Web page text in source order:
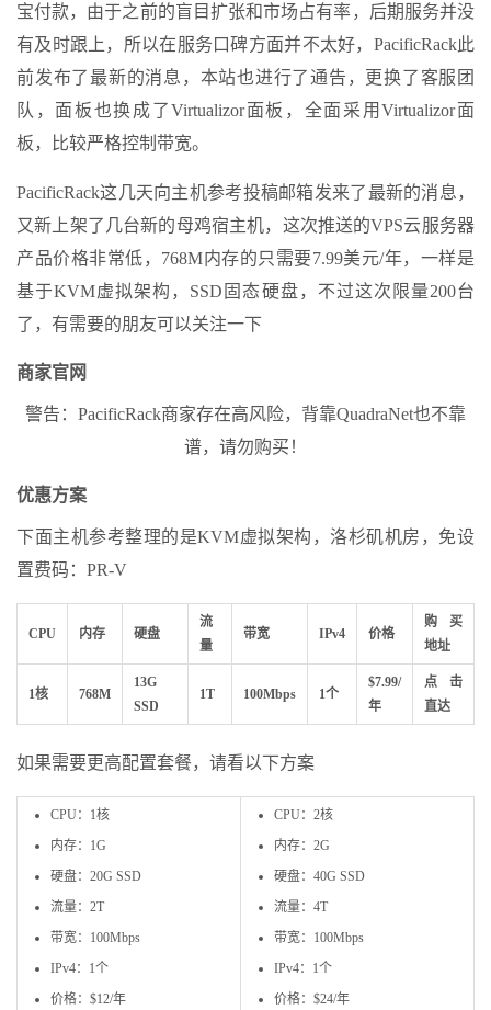
宝付款，由于之前的盲目扩张和市场占有率，后期服务并没
有及时跟上，所以在服务口碑方面并不太好，PacificRack此
前发布了最新的消息，本站也进行了通告，更换了客服团
队，面板也换成了Virtualizor面板，全面采用Virtualizor面
板，比较严格控制带宽。
PacificRack这几天向主机参考投稿邮箱发来了最新的消息，
又新上架了几台新的母鸡宿主机，这次推送的VPS云服务器
产品价格非常低，768M内存的只需要7.99美元/年，一样是
基于KVM虚拟架构，SSD固态硬盘，不过这次限量200台
了，有需要的朋友可以关注一下
商家官网
警告：PacificRack商家存在高风险，背靠QuadraNet也不靠
谱，请勿购买！
优惠方案
下面主机参考整理的是KVM虚拟架构，洛杉矶机房，免设
置费码：PR-V
CPU 内存 硬盘
流
量
带宽 IPv4 价格
购买
地址
1核 768M
13G
SSD
1T 100Mbps 1个
$7.99/
年
点击
直达
如果需要更高配置套餐，请看以下方案
CPU：1核
内存：1G
硬盘：20G SSD
流量：2T
带宽：100Mbps
IPv4：1个
价格：$12/年
CPU：2核
内存：2G
硬盘：40G SSD
流量：4T
带宽：100Mbps
IPv4：1个
价格：$24/年